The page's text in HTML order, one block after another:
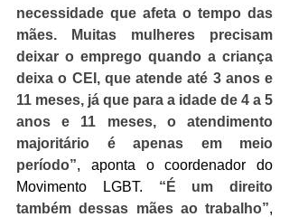
necessidade que afeta o tempo das
mães. Muitas mulheres precisam
deixar o emprego quando a criança
deixa o CEI, que atende até 3 anos e
11 meses, já que para a idade de 4 a 5
anos e 11 meses, o atendimento
majoritário é apenas em meio
período”, aponta o coordenador do
Movimento LGBT. “É um direito
também dessas mães ao trabalho”,